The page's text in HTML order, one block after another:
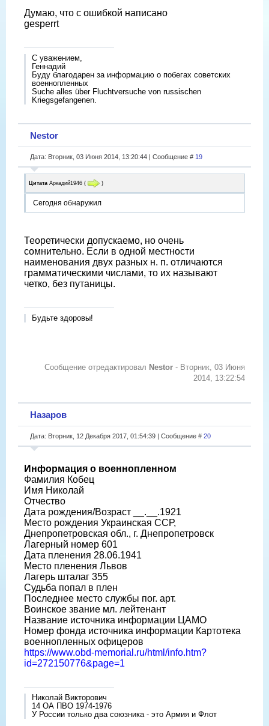
Думаю, что с ошибкой написано
gesperrt
С уважением,
Геннадий
Буду благодарен за информацию о побегах советских
военнопленных
Suche alles über Fluchtversuche von russischen
Kriegsgefangenen.
Nestor
Дата: Вторник, 03 Июня 2014, 13:20:44 | Сообщение # 19
Цитата Аркадий1946 ( )
Сегодня обнаружил
Теоретически допускаемо, но очень
сомнительно. Если в одной местности
наименования двух разных н. п. отличаются
грамматическими числами, то их называют
четко, без путаницы.
Будьте здоровы!
Сообщение отредактировал Nestor - Вторник, 03 Июня
2014, 13:22:54
Назаров
Дата: Вторник, 12 Декабря 2017, 01:54:39 | Сообщение # 20
Информация о военнопленном
Фамилия Кобец
Имя Николай
Отчество
Дата рождения/Возраст __.__.1921
Место рождения Украинская ССР,
Днепропетровская обл., г. Днепропетровск
Лагерный номер 601
Дата пленения 28.06.1941
Место пленения Львов
Лагерь шталаг 355
Судьба попал в плен
Последнее место службы пог. арт.
Воинское звание мл. лейтенант
Название источника информации ЦАМО
Номер фонда источника информации Картотека
военнопленных офицеров
https://www.obd-memorial.ru/html/info.htm?
id=272150776&page=1
Николай Викторович
14 ОА ПВО 1974-1976
У России только два союзника - это Армия и Флот